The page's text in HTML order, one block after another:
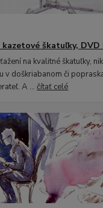
škatuľky, DVD
na kvalitné škatuľky,
v doškriabanom či
A ...čítať celé